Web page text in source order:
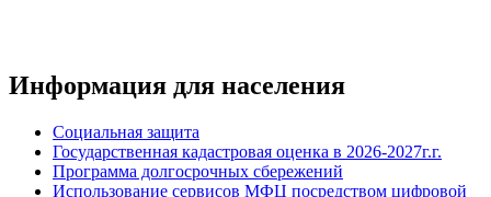
Информация для населения
Социальная защита
Государственная кадастровая оценка в 2026-2027г.г.
Программа долгосрочных сбережений
Использование сервисов МФЦ посредством цифровой